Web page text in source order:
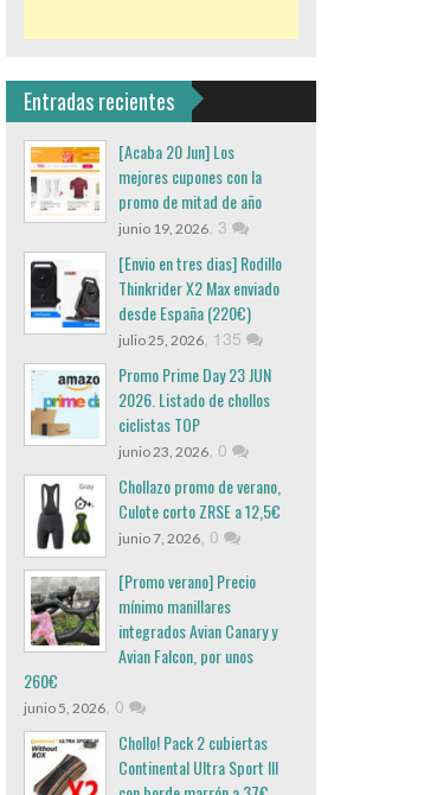
Entradas recientes
[Acaba 20 Jun] Los
mejores cupones con la
promo de mitad de año
junio 19, 2026, 3
[Envio en tres dias] Rodillo
Thinkrider X2 Max enviado
desde España (220€)
julio 25, 2026, 135
Promo Prime Day 23 JUN
2026. Listado de chollos
ciclistas TOP
junio 23, 2026, 0
Chollazo promo de verano,
Culote corto ZRSE a 12,5€
junio 7, 2026, 0
[Promo verano] Precio
mínimo manillares
integrados Avian Canary y
Avian Falcon, por unos
260€
junio 5, 2026, 0
Chollo! Pack 2 cubiertas
Continental Ultra Sport III